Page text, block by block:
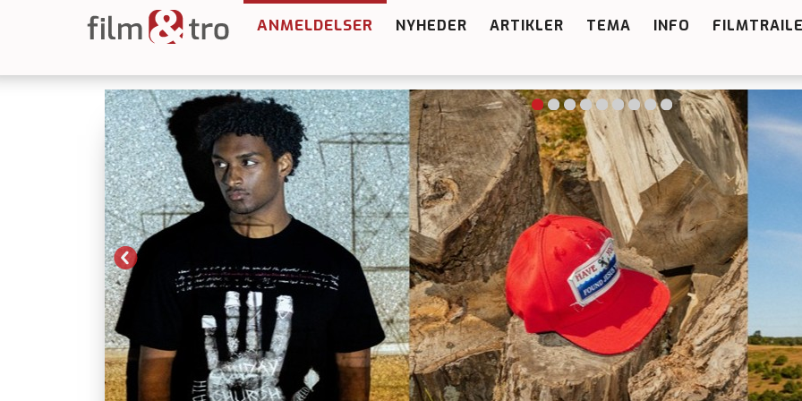
ANMELDELSER NYHEDER ARTIKLER TEMA INFO